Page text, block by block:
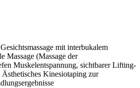
mit interbukalem
Massage (Massage der
Muskelentspannung, sichtbarer Lifting-
Kinesiotaping zur